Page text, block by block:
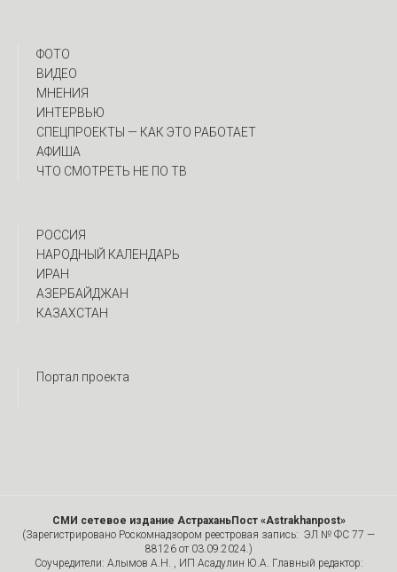
ФОТО
ВИДЕО
МНЕНИЯ
ИНТЕРВЬЮ
CПЕЦПРОЕКТЫ — КАК ЭТО РАБОТАЕТ
АФИША
ЧТО СМОТРЕТЬ НЕ ПО ТВ
РОССИЯ
НАРОДНЫЙ КАЛЕНДАРЬ
ИРАН
АЗЕРБАЙДЖАН
КАЗАХСТАН
Портал проекта
СМИ сетевое издание АстраханьПост «Astrakhanpost»
(Зарегистрировано Роскомнадзором реестровая запись: ЭЛ № ФС 77 —
88126 от 03.09.2024.)
Соучредители: Алымов А.Н. , ИП Асадулин Ю.А. Главный редактор: